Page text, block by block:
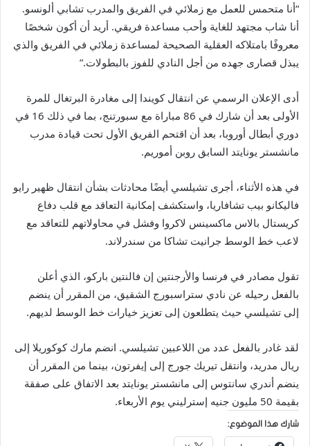
“أنا متحمس للعمل مع زملائي في الفريق والمدرب تشابي ألونسو.
أنا شاب مجتهد للغاية وأحب مساعدة فريقي. أريد أن أكون شخصًا
معروفًا بامتلاكه العقلية الصحيحة لمساعدة زملائي في الفريق والذي
يبذل قصارى جهده من أجل النادي للفوز بالبطولات.”
أدى الإعلان الرسمي عن انتقال كويندا إلى مغادرة البرتغال للمرة
الأولى بعد أن شارك في 86 مباراة مع سبورتنج، بما في ذلك 16 في
دوري أبطال أوروبا، بعد أن اقتحم الفريق الأول تحت قيادة مدرب
مانشستر يونايتد السابق روبن أموريم.
في هذه الأثناء، أجرى تشيلسي أيضًا محادثات بشأن انتقال ظهير رايو
فاليكانو بيب تشافاريا، واستكشف إمكانية التعاقد مع قلب دفاع
كريستال بالاس ماكسينس لاكروا وفشل في محاولاتهم للتعاقد مع
لاعب خط الوسط جرانيت تشاكا من سندرلاند.
تقول مصادر في فرنسا والأرجنتين إن فالنتين باركو، الذي أعلن
بالفعل رحيله عن نادي ستراسبورج الشقيق، من المقرر أن ينضم
إلى تشيلسي حيث يتطلعون إلى تعزيز خيارات خط الوسط لديهم.
لقد غادر بالفعل عدد من اللاعبين تشيلسي. انضم مارك كوكوريلا إلى
ريال مدريد، وانتقل تيريك جورج إلى إيفرتون، بينما من المقرر أن
ينضم أندري سانتوس إلى مانشستر يونايتد بعد الاتفاق على صفقة
بقيمة 50 مليون جنيه إسترليني يوم الأربعاء.
شارك هذا الموضوع: